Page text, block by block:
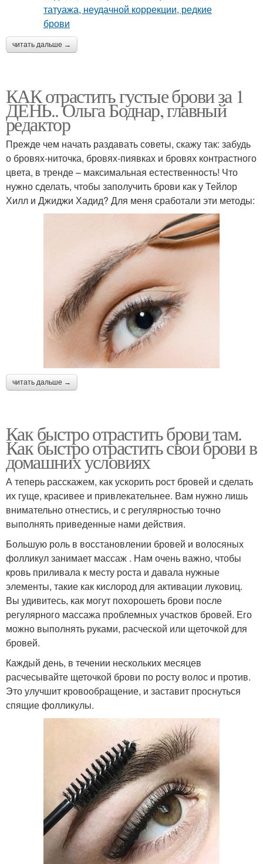
читать дальше →
КАК отрастить густые брови за 1
ДЕНЬ.. Ольга Боднар, главный
редактор
Прежде чем начать раздавать советы, скажу так: забудь
о бровях-ниточка, бровях-пиявках и бровях контрастного
цвета, в тренде – максимальная естественность! Что
нужно сделать, чтобы заполучить брови как у Тейлор
Хилл и Джиджи Хадид? Для меня сработали эти методы:
читать дальше →
Как быстро отрастить брови там.
Как быстро отрастить свои брови в
домашних условиях
А теперь расскажем, как ускорить рост бровей и сделать
их гуще, красивее и привлекательнее. Вам нужно лишь
внимательно отнестись, и с регулярностью точно
выполнять приведенные нами действия.
Большую роль в восстановлении бровей и волосяных
фолликул занимает массаж . Нам очень важно, чтобы
кровь приливала к месту роста и давала нужные
элементы, такие как кислород для активации луковиц.
Вы удивитесь, как могут похорошеть брови после
регулярного массажа проблемных участков бровей. Его
можно выполнять руками, расческой или щеточкой для
бровей.
Каждый день, в течении нескольких месяцев
расчесывайте щеточкой брови по росту волос и против.
Это улучшит кровообращение, и заставит проснуться
спящие фолликулы.